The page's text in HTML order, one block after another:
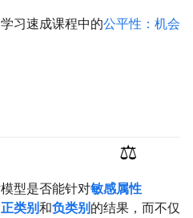
习速成课程中的公平性：机会
#Metric
型是否能针对敏感属性
正类别和负类别 的结果，而不仅